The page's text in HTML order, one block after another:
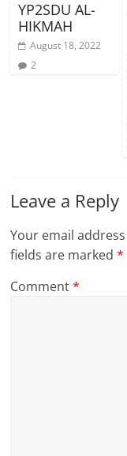
YP2SDU AL-
HIKMAH
August 18, 2022
2
Leave a Reply
Your email
fields are marked*
Comment*